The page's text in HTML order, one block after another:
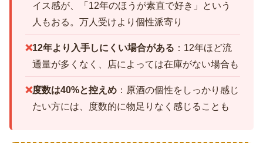
イス感が、「12年のほうが素直で好き」という
人もおる。万人受けより個性派寄り
❌12年より入手しにくい場合がある ：12年ほど流
通量が多くなく、店によっては在庫がない場合も
❌度数は40%と控えめ ：原酒の個性をしっかり感じ
たい方には、度数的に物足りなく感じることも